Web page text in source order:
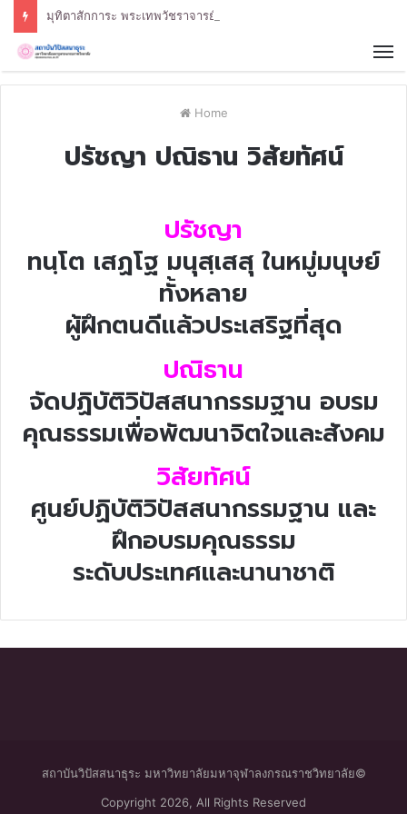
มุทิตาสักการะ พระเทพวัชราจารย์
Home
ปรัชญา ปณิธาน วิสัยทัศน์
ปรัชญา
ทนฺโต เสฏโฐ มนุสฺเสสุ ในหมู่มนุษย์
ทั้งหลาย
ผู้ฝึกตนดีแล้วประเสริฐที่สุด
ปณิธาน
จัดปฏิบัติวิปัสสนากรรมฐาน อบรม
คุณธรรมเพื่อพัฒนาจิตใจและสังคม
วิสัยทัศน์
ศูนย์ปฏิบัติวิปัสสนากรรมฐาน และ
ฝึกอบรมคุณธรรม
ระดับประเทศและนานาชาติ
สถาบันวิปัสสนาธุระ มหาวิทยาลัยมหาจุฬาลงกรณราชวิทยาลัย©
Copyright 2026, All Rights Reserved